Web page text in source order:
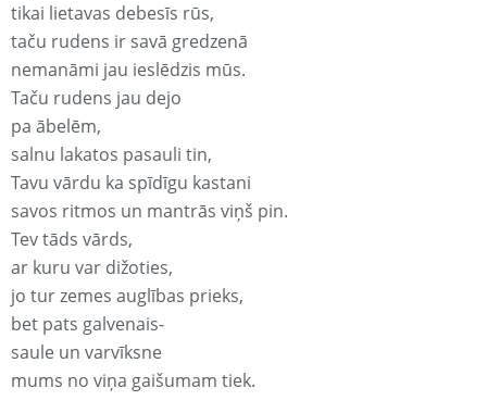
tikai lietavas debesīs rūs,
taču rudens ir savā gredzenā
nemanāmi jau ieslēdzis mūs.
Taču rudens jau dejo
pa ābelēm,
salnu lakatos pasauli tin,
Tavu vārdu ka spīdīgu kastani
savos ritmos un mantrās viņš pin.
Tev tāds vārds,
ar kuru var dižoties,
jo tur zemes auglības prieks,
bet pats galvenais-
saule un varvīksne
mums no viņa gaišumam tiek.